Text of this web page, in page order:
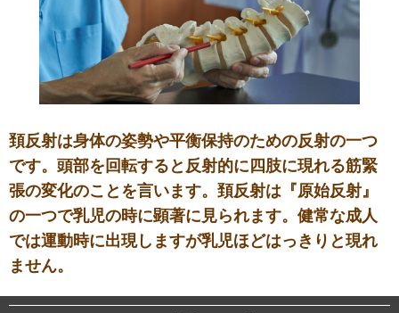
頚反射は身体の姿勢や平衡保持のための反射の一つ
です。頭部を回転すると反射的に四肢に現れる筋緊
張の変化のことを言います。頚反射は『原始反射』
の一つで乳児の時に顕著に見られます。健常な成人
では運動時に出現しますが乳児ほどはっきりと現れ
ません。